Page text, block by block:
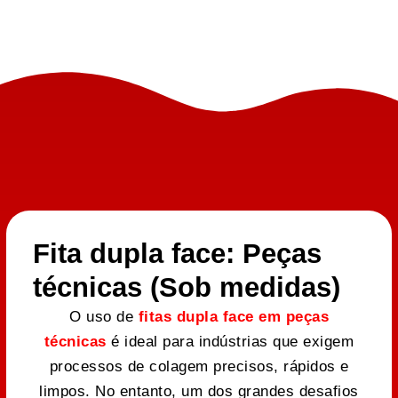
Fita dupla face: Peças
técnicas (Sob medidas)
O uso de fitas dupla face em peças
técnicas é ideal para indústrias que exigem
processos de colagem precisos, rápidos e
limpos. No entanto, um dos grandes desafios